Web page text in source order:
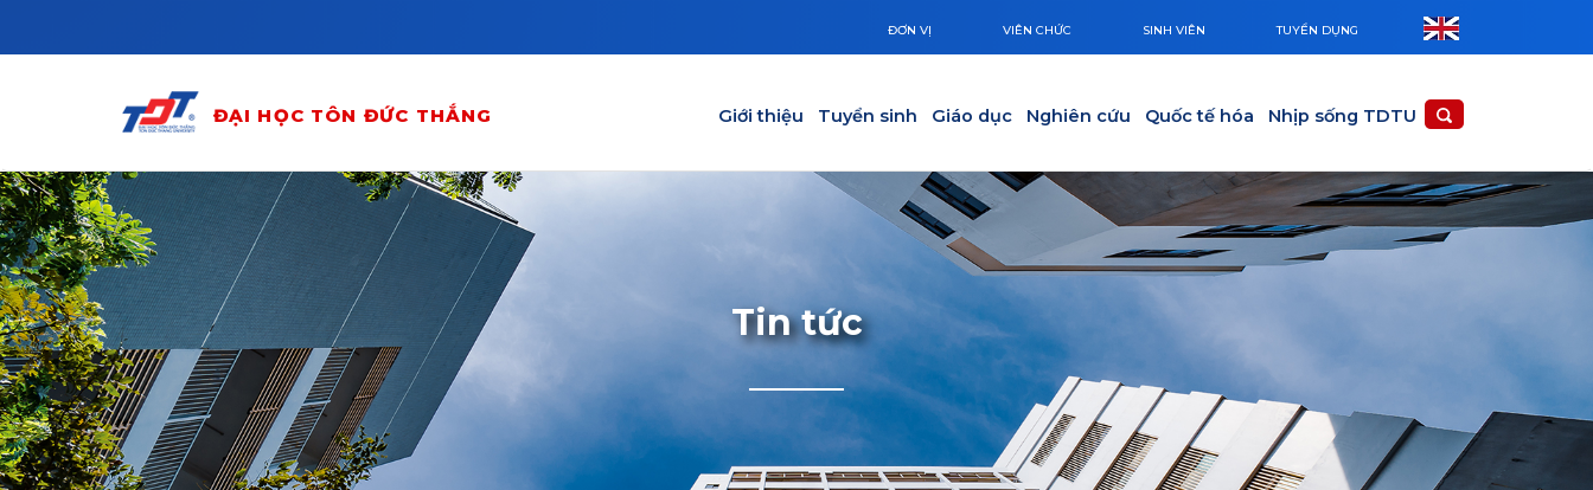
ĐƠN VỊ VIÊN CHỨC SINH VIÊN TUYỂN DỤNG
ĐẠI HỌC TÔN ĐỨC THẮNG Giới thiệu Tuyển sinh Giáo dục Nghiên cứu Quốc tế hóa Nhịp sống TDTU
Tin tức